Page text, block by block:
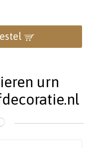
urn